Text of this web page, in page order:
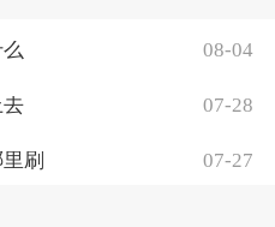
08-04
07-28
刷 07-27